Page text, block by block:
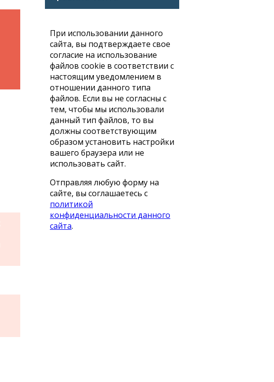
При использовании данного
сайта, вы подтверждаете свое
согласие на использование
файлов cookie в соответствии с
настоящим уведомлением в
отношении данного типа
файлов. Если вы не согласны с
тем, чтобы мы использовали
данный тип файлов, то вы
должны соответствующим
образом установить настройки
вашего браузера или не
использовать сайт.
Отправляя любую форму на
сайте, вы соглашаетесь с
политикой
конфиденциальности данного
сайта.